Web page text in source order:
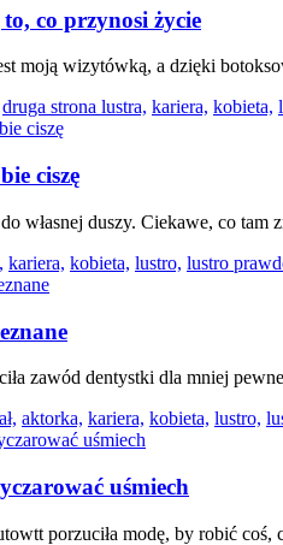
co przynosi życie
moją wizytówką, a dzięki
druga strona lustra, kariera, kobieta,
ciszę
własnej duszy. Ciekawe, co
kariera, kobieta, lustro, lustro
zawód dentystki dla mniej
aktorka, kariera, kobieta, lustro,
uśmiech
porzuciła modę, by robić coś,